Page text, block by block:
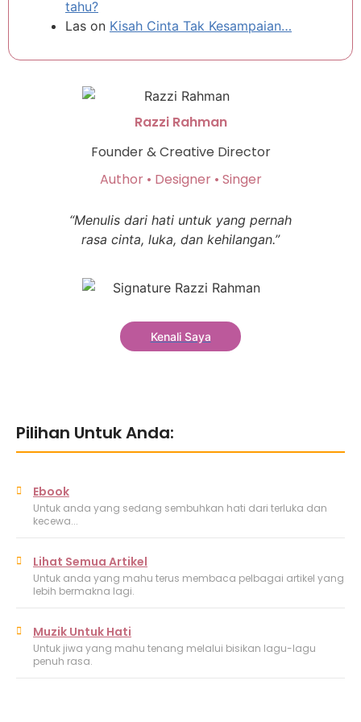
tahu?
Las on Kisah Cinta Tak Kesampaian…
Razzi Rahman
Founder & Creative Director
Author • Designer • Singer
“Menulis dari hati untuk yang pernah
rasa cinta, luka, dan kehilangan.”
Kenali Saya
Pilihan Untuk Anda:
Ebook
Untuk anda yang sedang sembuhkan hati dari terluka dan
kecewa...
Lihat Semua Artikel
Untuk anda yang mahu terus membaca pelbagai artikel yang
lebih bermakna lagi.
Muzik Untuk Hati
Untuk jiwa yang mahu tenang melalui bisikan lagu-lagu
penuh rasa.